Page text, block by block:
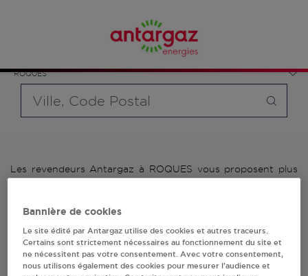
ROQUES
bouteille souhaité et le type de point de vente (revendeur /
distributeur automatique de bouteilles de gaz ou station GPL
carburant)
Les revendeurs Antargaz à ROQUES vous proposent plus
Antargaz à ROQUES, l'adresse, le numéro de téléphone de
1 revendeur(s) Antargaz
Bannière de cookies
Le site édité par Antargaz utilise des cookies et autres traceurs.
Certains sont strictement nécessaires au fonctionnement du site et
ne nécessitent pas votre consentement. Avec votre consentement,
nous utilisons également des cookies pour mesurer l’audience et